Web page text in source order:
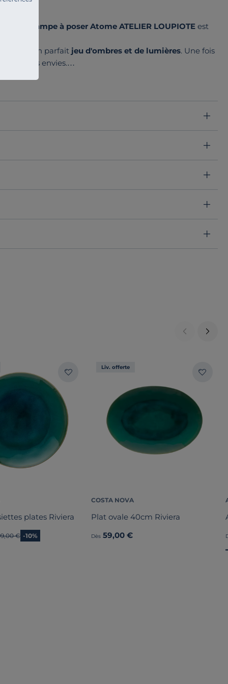
Lampe à poser Atome ATELIER LOUPIOTEest
offrent un parfait jeu d'ombres et de lumières. Une fois
selon vos envies.
en chevet ou même à plusieurs pour une
plates Riviera
prix
€ -10%
Liv. offerte
COSTA NOVA
Plat ovale 40cm Riviera
Dès 59,00 €